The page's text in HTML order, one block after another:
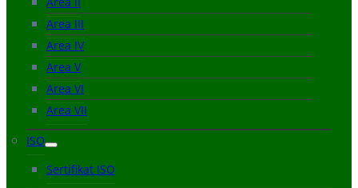
Area III
Area IV
Area V
Area VI
Area VII
ISO
Sertifikat ISO